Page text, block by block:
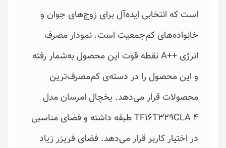
است که انتخابی ایده‌آل برای زوج‌های جوان و
خانواده‌های کم‌جمعیت است. نمودار مصرف
انرژی ++A نقطه قوت این محصول به‌شمار رفته
و این محصول را در دسته‌ی کم‌مصرف‌ترین
محصولات قرار می‌دهد. یخچال امرسان مدل
TF16T329CLA ۴ طبقه داشته و فضای مناسبی
در اختیار کاربر قرار می‌دهد. فضای فریزر زیاد